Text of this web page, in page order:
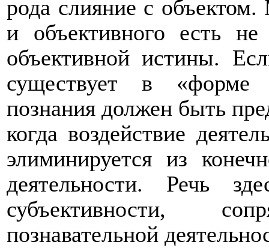
рода слияние с объектом.
и объективного есть
объективной истины.
существует в «форме
познания должен быть
когда воздействие
элиминируется из
деятельности. Речь
субъективности,
познавательной